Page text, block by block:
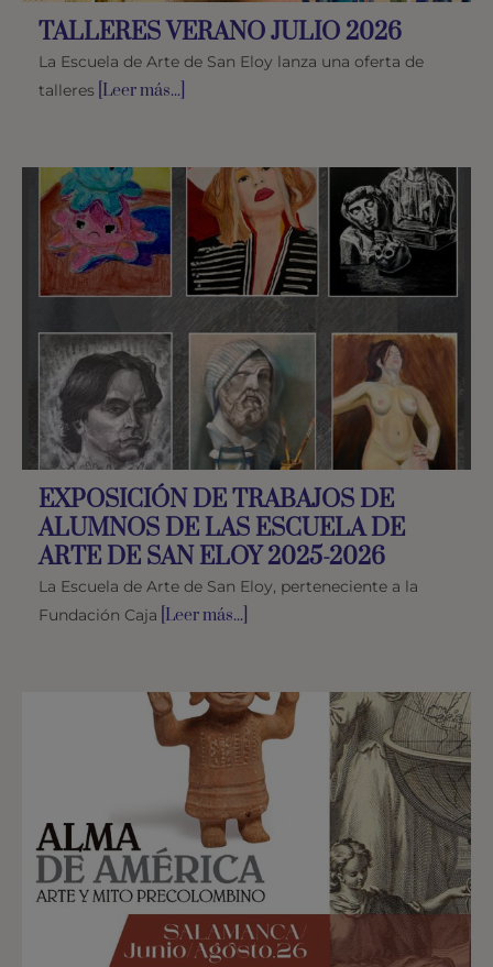
TALLERES VERANO JULIO 2026
La Escuela de Arte de San Eloy lanza una oferta de
talleres [Leer más...]
EXPOSICIÓN DE TRABAJOS DE
ALUMNOS DE LAS ESCUELA DE
ARTE DE SAN ELOY 2025-2026
La Escuela de Arte de San Eloy, perteneciente a la
Fundación Caja [Leer más...]